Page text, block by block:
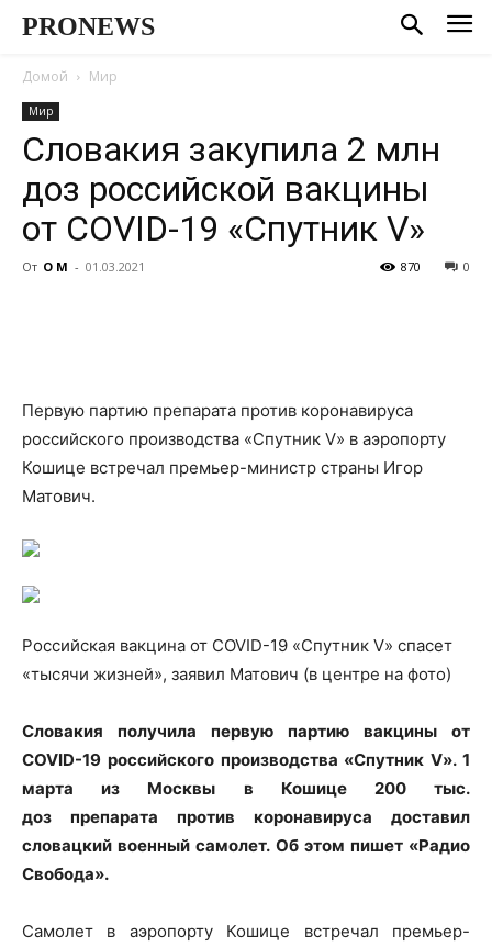
PRONEWS
Домой Мир
Мир
Словакия закупила 2 млн
доз российской вакцины
от COVID-19 «Спутник V»
От О М - 01.03.2021 0
870
Первую партию препарата против коронавируса
российского производства «Спутник V» в аэропорту
Кошице встречал премьер-министр страны Игор
Матович.
Российская вакцина от COVID-19 «Спутник V» спасет
«тысячи жизней», заявил Матович (в центре на фото)
Словакия получила первую партию вакцины от
COVID-19 российского производства «Спутник V». 1
марта из Москвы в Кошице
200 тыс.
доз
препарата против коронавируса доставил
словацкий военный самолет. Об этом пишет «Радио
Свобода».
Самолет в аэропорту Кошице встречал премьер-